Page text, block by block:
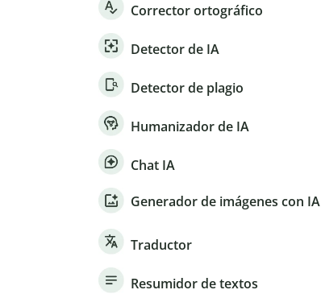
Corrector ortográfico
Detector de IA
Detector de plagio
Humanizador de IA
Chat IA
Generador de imágenes con IA
Traductor
Resumidor de textos